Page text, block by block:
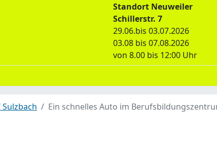
Standort Neuweiler
Schillerstr. 7
29.06.bis 03.07.2026
03.08 bis 07.08.2026
von 8.00 bis 12:00 Uhr
Sulzbach Ein schnelles Auto im